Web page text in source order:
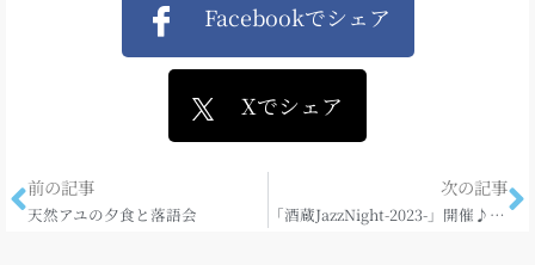
Facebookでシェア
Xでシェア
前の記事
天然アユの夕食と落語会
次の記事
「酒蔵JazzNight-2023-」開催♪♪♪